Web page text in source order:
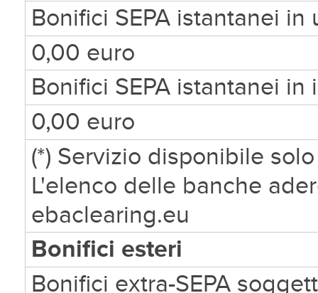
Bonifici SEPA istantanei
0,00 euro
Bonifici SEPA istantanei
0,00 euro
(*) Servizio disponibile
L'elenco delle banche
ebaclearing.eu
Bonifici esteri
Bonifici extra-SEPA